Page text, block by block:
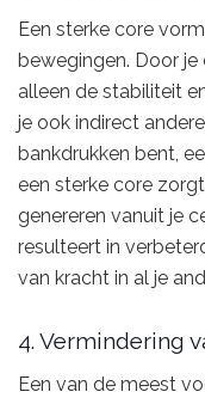
Een sterke core
bewegingen. Door je
alleen de stabiliteit
je ook indirect
bankdrukken bent,
een sterke core
genereren vanuit je
resulteert in
van kracht in al je
4. Vermindering
Een van de meest